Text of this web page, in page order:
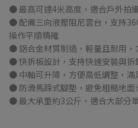
● 最高可達4米高度，適合戶外拍
● 配備三向液壓阻尼雲台，支持
操作平順精確
● 鋁合金材質制造，輕量且耐用，
● 快拆板設計，支持快速安裝與拆
● 中軸可升降，方便高低調整，滿
● 防滑馬蹄式腳墊，避免粗糙地面
● 最大承重約3公斤，適合大部分